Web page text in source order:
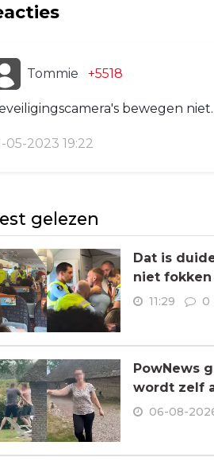
Tommie +5518
bewegen
05-2023 19:22
gelezen
Dat is
niet fokken
11:29 0
PowNews
wordt zelf
06-08-